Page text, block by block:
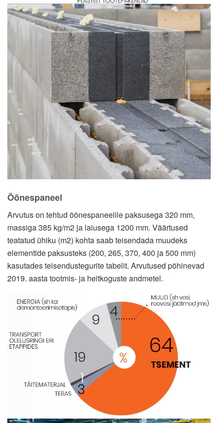
Õõnespaneel
Arvutus on tehtud õõnespaneelile paksusega 320 mm,
massiga 385 kg/m2 ja laiusega 1200 mm. Väärtused
teatatud ühiku (m2) kohta saab teisendada muudeks
elementide paksusteks (200, 265, 370, 400 ja 500 mm)
kasutades teisendustegurite tabelit. Arvutused põhinevad
2019. aasta tootmis- ja heitkoguste andmetel.